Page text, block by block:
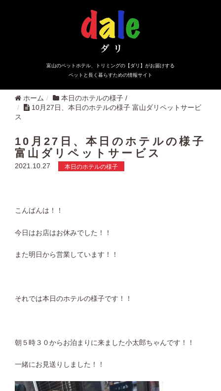
富山のペットホテル、トリミングの【ダリ】がお届けする
ペットと長く暮らすための情報サイト
ホーム 本日のホテルの様子 /
10月27日、本日のホテルの様子 富山ダリペットサービ
ス
10月27日、本日のホテルの様子
富山ダリペットサービス
2021.10.27 本日のホテルの様子
こんばんは！！
今日はお店はお休みでした！！
また明日から営業しています！！
それでは本日のホテルの様子です！！
朝５時３０からお泊まりに来ました小太郎ちゃんです！！
一緒にお見送りしました！！